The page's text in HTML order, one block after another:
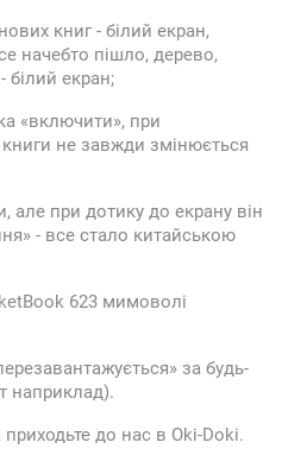
книг - білий екран,
начебто пішло, дерево,
білий екран;
«включити», при
книги не завжди змінюється
але при дотику до екрану він
- все стало китайською
623 мимоволі
за будь-
наприклад).
до нас в Oki-Doki.